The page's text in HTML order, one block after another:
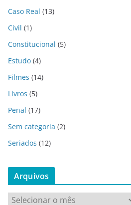
Caso Real (13)
Civil (1)
Constitucional (5)
Estudo (4)
Filmes (14)
Livros (5)
Penal (17)
Sem categoria (2)
Seriados (12)
Arquivos